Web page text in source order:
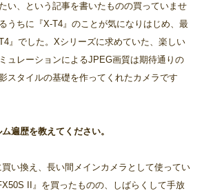
い、という記事を書いたものの買っていませ
うちに『X-T4』のことが気になりはじめ、最
』でした。Xシリーズに求めていた、楽しい
ュレーションによるJPEG画質は期待通りの
スタイルの基礎を作ってくれたカメラです
遍歴を教えてください。
買い換え、長い間メインカメラとして使ってい
II』を買ったものの、しばらくして手放